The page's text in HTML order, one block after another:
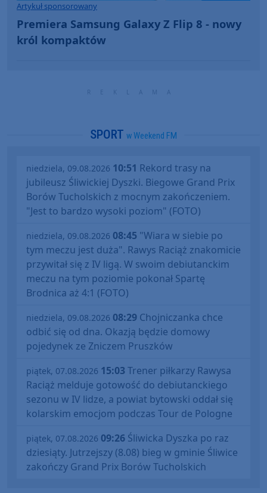
Artykuł sponsorowany
Premiera Samsung Galaxy Z Flip 8 - nowy
król kompaktów
SPORT w Weekend FM
niedziela, 09.08.2026 10:51 Rekord trasy na
jubileusz Śliwickiej Dyszki. Biegowe Grand Prix
Borów Tucholskich z mocnym zakończeniem.
"Jest to bardzo wysoki poziom" (FOTO)
niedziela, 09.08.2026 08:45 "Wiara w siebie po
tym meczu jest duża". Rawys Raciąż znakomicie
przywitał się z IV ligą. W swoim debiutanckim
meczu na tym poziomie pokonał Spartę
Brodnica aż 4:1 (FOTO)
niedziela, 09.08.2026 08:29 Chojniczanka chce
odbić się od dna. Okazją będzie domowy
pojedynek ze Zniczem Pruszków
piątek, 07.08.2026 15:03Trener piłkarzy Rawysa
Raciąż melduje gotowość do debiutanckiego
sezonu w IV lidze, a powiat bytowski oddał się
kolarskim emocjom podczas Tour de Pologne
piątek, 07.08.2026 09:26 Śliwicka Dyszka po raz
dziesiąty. Jutrzejszy (8.08) bieg w gminie Śliwice
zakończy Grand Prix Borów Tucholskich